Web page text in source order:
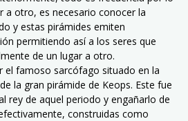
a otro, es necesario conocer la
y estas pirámides emiten
permitiendo así a los seres que
de un lugar a otro.
el famoso sarcófago situado en la
la gran pirámide de Keops. Este fue
rey de aquel periodo y engañarlo de
construidas como